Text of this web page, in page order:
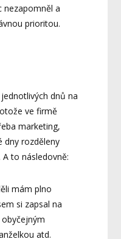
nezapomněl a
prioritou.
dnů na
ve firmě
marketing,
rozděleny
to následovně:
mám plno
si zapsal na
atd.